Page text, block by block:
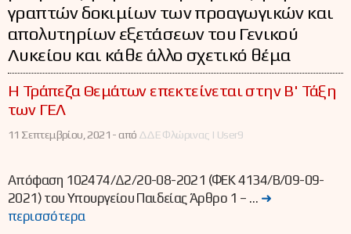
γραπτών δοκιμίων των προαγωγικών και
απολυτηρίων εξετάσεων του Γενικού
Λυκείου και κάθε άλλο σχετικό θέμα
Η Τράπεζα Θεμάτων επεκτείνεται στην Β' Τάξη
των ΓΕΛ
11 Σεπτεμβρίου, 2021 -από ΔΔΕ Φλώρινας | User9
Απόφαση 102474/Δ2/20-08-2021 (ΦΕΚ 4134/Β/09-09-
2021) του Υπουργείου Παιδείας Άρθρο 1 – … ➜
περισσότερα